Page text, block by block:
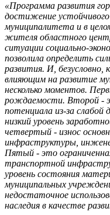
«Программа развития
достижение
муниципалитета и в
жителя областного
ситуации социально-
позволила определить
развития. И,
влияющим на развитие
несколько моментов.
рождаемости. Второй -
потенциала из-за
низкий уровень
четвертый - износ
инфраструктуры,
Пятый - это
транспортной
уровень состояния
муниципальных
недостаточное
наследия в качестве